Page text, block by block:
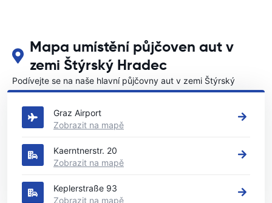
Mapa umístění půjčoven aut v
zemi Štýrský Hradec
Podívejte se na naše hlavní půjčovny aut v zemi Štýrský
Hradec
Graz Airport
Zobrazit na mapě
Kaerntnerstr. 20
Zobrazit na mapě
Keplerstraße 93
Zobrazit na mapě